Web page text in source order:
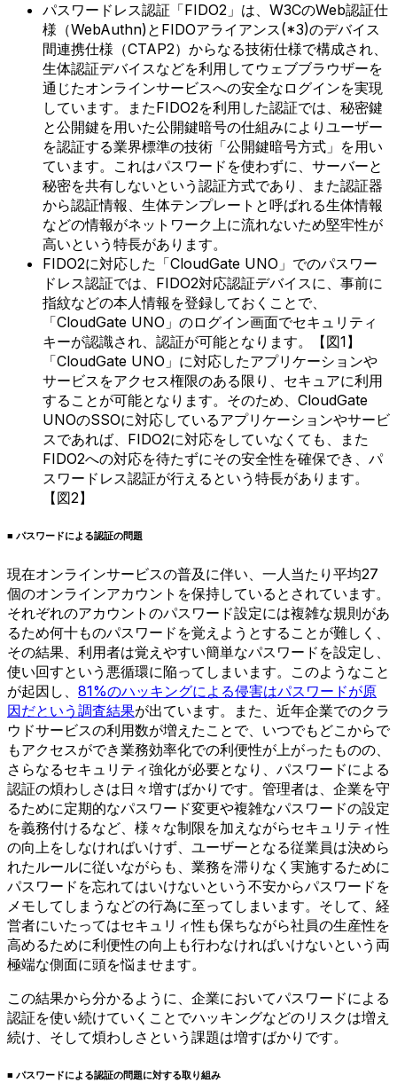
パスワードレス認証「FIDO2」は、W3CのWeb認証仕
様（WebAuthn)とFIDOアライアンス(*3)のデバイス
間連携仕様（CTAP2）からなる技術仕様で構成され、
生体認証デバイスなどを利用してウェブブラウザーを
通じたオンラインサービスへの安全なログインを実現
しています。またFIDO2を利用した認証では、秘密鍵
と公開鍵を用いた公開鍵暗号の仕組みによりユーザー
を認証する業界標準の技術「公開鍵暗号方式」を用い
ています。これはパスワードを使わずに、サーバーと
秘密を共有しないという認証方式であり、また認証器
から認証情報、生体テンプレートと呼ばれる生体情報
などの情報がネットワーク上に流れないため堅牢性が
高いという特長があります。
FIDO2に対応した「CloudGate UNO」でのパスワー
ドレス認証では、FIDO2対応認証デバイスに、事前に
指紋などの本人情報を登録しておくことで、
「CloudGate UNO」のログイン画面でセキュリティ
キーが認識され、認証が可能となります。【図1】
「CloudGate UNO」に対応したアプリケーションや
サービスをアクセス権限のある限り、セキュアに利用
することが可能となります。そのため、CloudGate
UNOのSSOに対応しているアプリケーションやサービ
スであれば、FIDO2に対応をしていなくても、また
FIDO2への対応を待たずにその安全性を確保でき、パ
スワードレス認証が行えるという特長があります。
【図2】
■ パスワードによる認証の問題
現在オンラインサービスの普及に伴い、一人当たり平均27
個のオンラインアカウントを保持しているとされています。
それぞれのアカウントのパスワード設定には複雑な規則があ
るため何十ものパスワードを覚えようとすることが難しく、
その結果、利用者は覚えやすい簡単なパスワードを設定し、
使い回すという悪循環に陥ってしまいます。このようなこと
が起因し、 81%のハッキングによる侵害はパスワードが原
因だという調査結果が出ています。また、近年企業でのクラ
ウドサービスの利用数が増えたことで、いつでもどこからで
もアクセスができ業務効率化での利便性が上がったものの、
さらなるセキュリティ強化が必要となり、パスワードによる
認証の煩わしさは日々増すばかりです。管理者は、企業を守
るために定期的なパスワード変更や複雑なパスワードの設定
を義務付けるなど、様々な制限を加えながらセキュリティ性
の向上をしなければいけず、ユーザーとなる従業員は決めら
れたルールに従いながらも、業務を滞りなく実施するために
パスワードを忘れてはいけないという不安からパスワードを
メモしてしまうなどの行為に至ってしまいます。そして、経
営者にいたってはセキュリィ性も保ちながら社員の生産性を
高めるために利便性の向上も行わなければいけないという両
極端な側面に頭を悩ませます。
この結果から分かるように、企業においてパスワードによる
認証を使い続けていくことでハッキングなどのリスクは増え
続け、そして煩わしさという課題は増すばかりです。
■ パスワードによる認証の問題に対する取り組み